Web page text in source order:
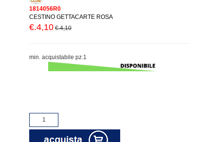
1814056R0
CESTINO GETTACARTE ROSA
€.4,10 €.4,10
min. acquistabile pz.1